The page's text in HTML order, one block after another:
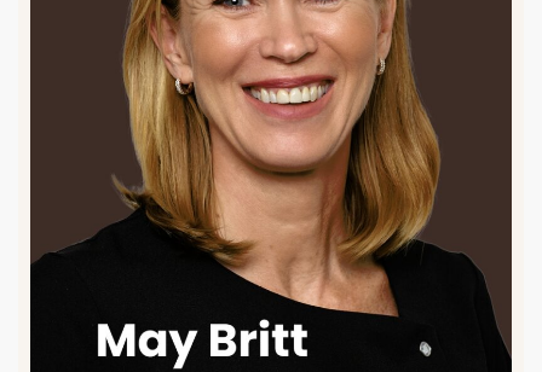
Se ledige timer her